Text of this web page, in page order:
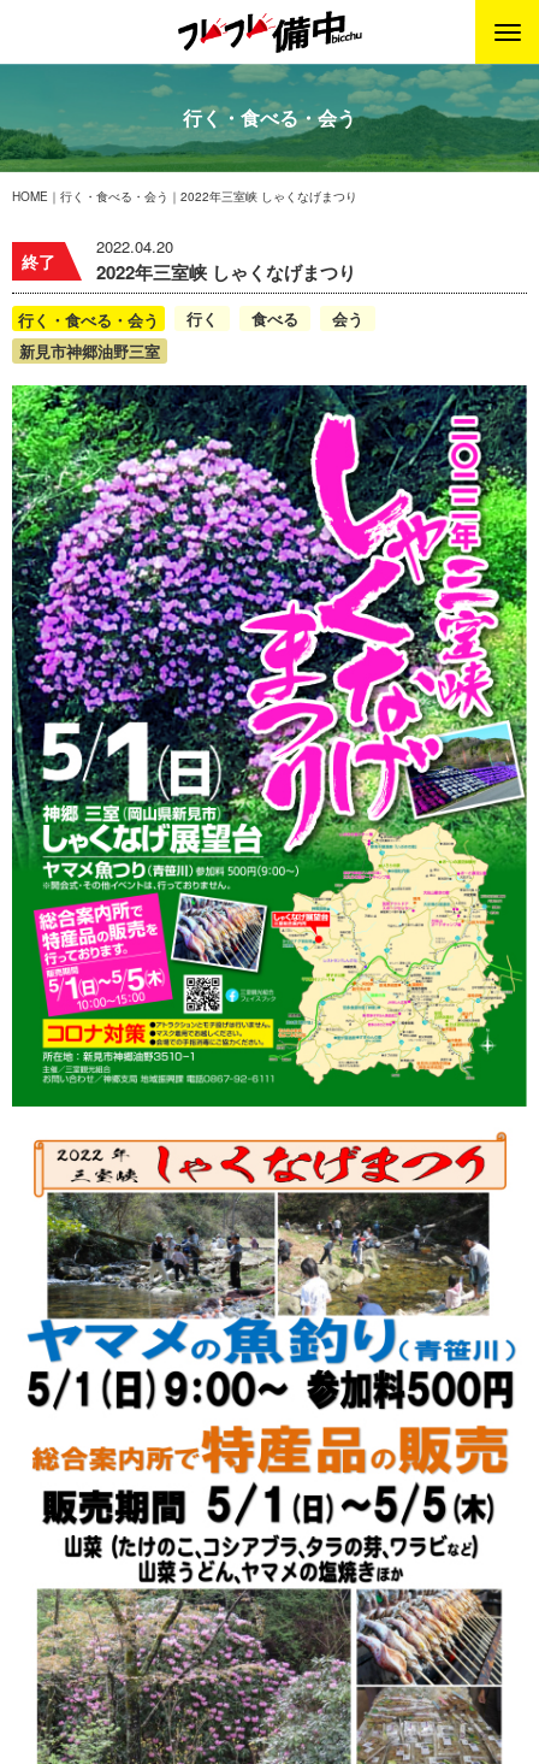
トップページ
NEWS
イベント
マップ
プライバシーポリシー
行く・食べる・会う
HOME 行く・食べる・会う 2022年三室峡 しゃくなげまつり
終了
2022.04.20
2022年三室峡 しゃくなげまつり
行く・食べる・会う 行く 食べる
会う
新見市神郷油野三室